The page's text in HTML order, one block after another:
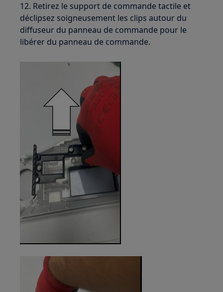
12. Retirez le support de commande tactile et
déclipsez soigneusement les clips autour du
diffuseur du panneau de commande pour le
libérer du panneau de commande.